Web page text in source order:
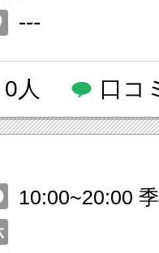
---
人 口コ
10:00~20:00